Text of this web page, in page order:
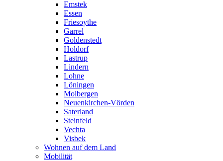
Emstek
Essen
Friesoythe
Garrel
Goldenstedt
Holdorf
Lastrup
Lindern
Lohne
Löningen
Molbergen
Neuenkirchen-Vörden
Saterland
Steinfeld
Vechta
Visbek
Wohnen auf dem Land
Mobilität